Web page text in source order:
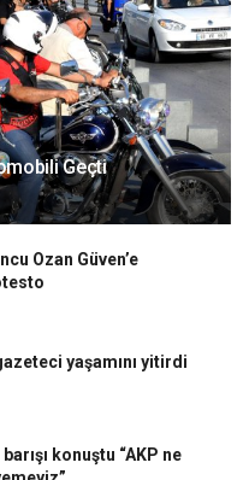
Geçti
Ozan Güven’e
yaşamını yitirdi
konuştu “AKP ne